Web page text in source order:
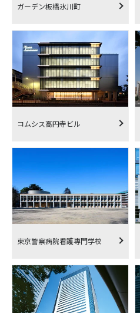
ガーデン板橋氷川町
コムシス高円寺ビル
東京警察病院看護専門学校